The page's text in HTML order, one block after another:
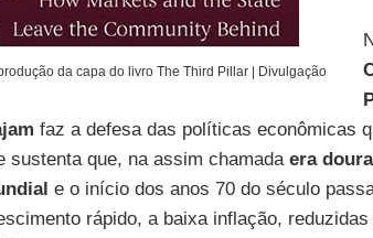
da capa do livro The Third Pillar | Divulgação
faz a defesa das políticas econômicas
sustenta que, na assim chamada era
e o início dos anos 70 do século
rápido, a baixa inflação,